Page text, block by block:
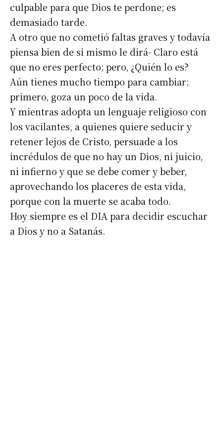
culpable para que Dios te perdone; es
demasiado tarde.
A otro que no cometió faltas graves y todavía
piensa bien de si mismo le dirá- Claro está
que no eres perfecto; pero, ¿Quién lo es?
Aún tienes mucho tiempo para cambiar;
primero, goza un poco de la vida.
Y mientras adopta un lenguaje religioso con
los vacilantes, a quienes quiere seducir y
retener lejos de Cristo, persuade a los
incrédulos de que no hay un Dios, ni juicio,
ni infierno y que se debe comer y beber,
aprovechando los placeres de esta vida,
porque con la muerte se acaba todo.
Hoy siempre es el DIA para decidir escuchar
a Dios y no a Satanás.